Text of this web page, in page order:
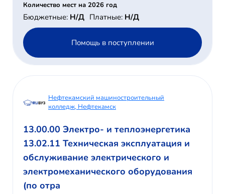
Количество мест на 2026 год
Бюджетные: Н/Д Платные: Н/Д
Помощь в поступлении
Нефтекамский машиностроительный
колледж, Нефтекамск
13.00.00 Электро- и теплоэнергетика
13.02.11 Техническая эксплуатация и
обслуживание электрического и
электромеханического оборудования
(по отра